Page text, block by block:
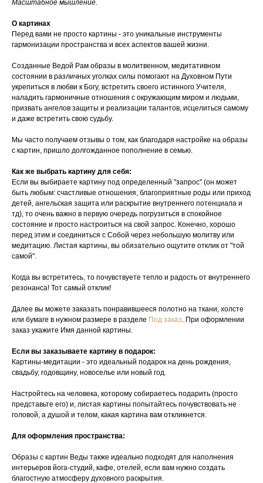
Масштабное мышление.
О картинах
Перед вами не просто картины - это уникальные инструменты
гармонизации пространства и всех аспектов вашей жизни.
Созданные Ведой Рам образы в молитвенном, медитативном
состоянии в различных уголках силы помогают на Духовном Пути
укрепиться в любви к Богу, встретить своего истинного Учителя,
наладить гармоничные отношения с окружающим миром и людьми,
призвать ангелов защиты и реализации талантов, исцелиться самому
и даже встретить свою судьбу.
Мы часто получаем отзывы о том, как благодаря настройке на образы
с картин, пришло долгожданное пополнение в семью.
Как же выбрать картину для себя:
Если вы выбираете картину под определенный "запрос" (он может
быть любым: счастливые отношения, благоприятные роды или приход
детей, ангельская защита или раскрытие внутреннего потенциала и
тд), то очень важно в первую очередь погрузиться в спокойное
состояние и просто настроиться на свой запрос. Конечно, хорошо
перед этим и соединиться с Собой через небольшую молитву или
медитацию. Листая картины, вы обязательно ощутите отклик от "той
самой".
Когда вы встретитесь, то почувствуете тепло и радость от внутреннего
резонанса! Тот самый отклик!
Далее вы можете заказать понравившееся полотно на ткани, холсте
или бумаге в нужном размере в разделе Под заказ. При оформлении
заказ укажите Имя данной картины.
Если вы заказываете картину в подарок:
Картины-медитации - это идеальный подарок на день рождения,
свадьбу, годовщину, новоселье или новый год.
Настройтесь на человека, которому собираетесь подарить (просто
представьте его) и, листая картины попытайтесь почувствовать не
головой, а душой и телом, какая картина вам откликнется.
Для оформления пространства:
Образы с картин Веды также идеально подходят для наполнения
интерьеров йога-студий, кафе, отелей, если вам нужно создать
благостную атмосферу духовного раскрытия.